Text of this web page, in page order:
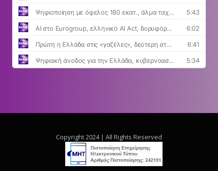
Copyright 2024 | All Rights Reserved